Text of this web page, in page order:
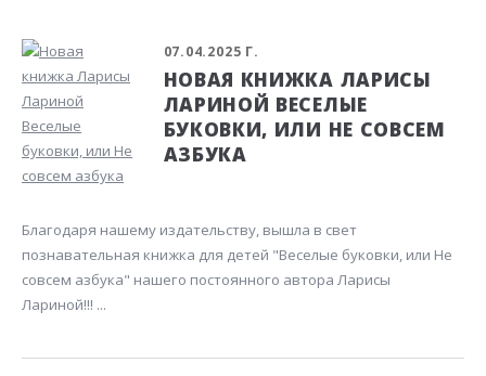
07.04.2025 Г.
НОВАЯ КНИЖКА ЛАРИСЫ
ЛАРИНОЙ ВЕСЕЛЫЕ
БУКОВКИ, ИЛИ НЕ СОВСЕМ
АЗБУКА
Благодаря нашему издательству, вышла в свет
познавательная книжка для детей "Веселые буковки, или Не
совсем азбука" нашего постоянного автора Ларисы
Лариной!!! ...